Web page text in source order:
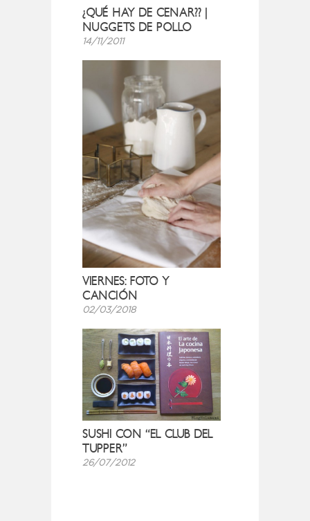
¿QUÉ HAY DE CENAR?? |
NUGGETS DE POLLO
14/11/2011
VIERNES: FOTO Y
CANCIÓN
02/03/2018
SUSHI CON “EL CLUB DEL
TUPPER”
26/07/2012